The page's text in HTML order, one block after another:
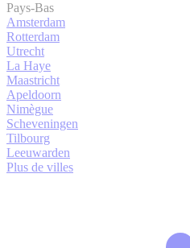
Pays-Bas
Amsterdam
Rotterdam
Utrecht
La Haye
Maastricht
Apeldoorn
Nimègue
Scheveningen
Tilbourg
Leeuwarden
Plus de villes